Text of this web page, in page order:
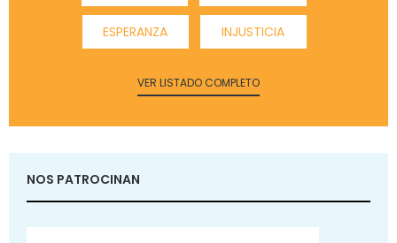
ESPERANZA INJUSTICIA
VER LISTADO COMPLETO
NOS PATROCINAN